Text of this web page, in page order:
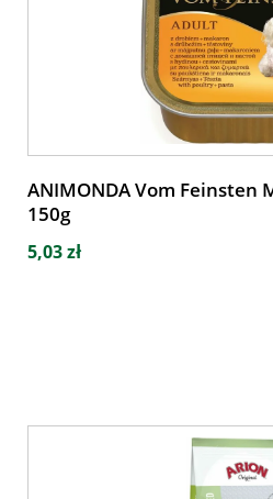
ANIMONDA Vom Feinsten
150g
5,03 zł